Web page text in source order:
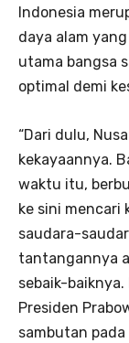
Indonesia
daya alam
utama bangsa
optimal demi
“Dari dulu,
kekayaannya.
waktu itu,
ke sini mencari
saudara-
tantangannya
sebaik-
Presiden
sambutan pada